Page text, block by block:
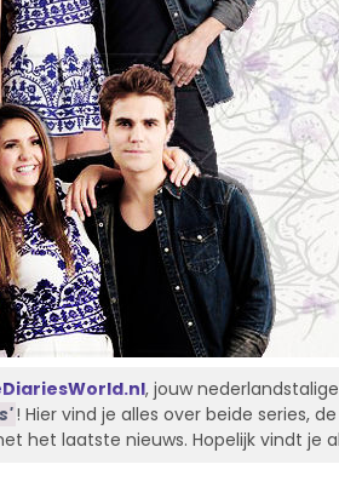
, jouw
! Hier vind je alles over beide series,
het laatste nieuws. Hopelijk vindt je